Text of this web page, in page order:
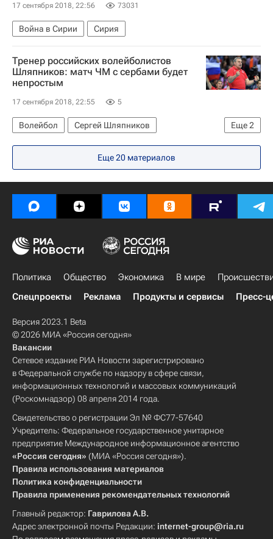
17 сентября 2018, 22:56 73031
Война в Сирии Сирия
Тренер российских волейболистов
Шляпников: матч ЧМ с сербами будет
непростым
17 сентября 2018, 22:55 5
Еще2
Волейбол
Сергей Шляпников
Чемпионат мира по волейболу
Россия
Еще 20 материалов
Политика Общество Экономика В мире
Спецпроекты
Реклама Продукты и сервисы Пресс-
Версия 2023.1 Beta
© 2026 МИА «Россия сегодня»
Вакансии
Сетевое издание РИА Новости зарегистрировано
в Федеральной службе по надзору в сфере связи,
информационных технологий и массовых коммуникаций
(Роскомнадзор) 08 апреля 2014 года.
Свидетельство о регистрации Эл № ФС77-57640
Учредитель: Федеральное государственное унитарное
предприятие Международное информационное агентство
«Россия сегодня» (МИА «Россия сегодня»).
Правила использования материалов
Политика конфиденциальности
Правила применения рекомендательных технологий
Главный редактор: Гаврилова А.В.
Адрес электронной почты Редакции: internet-group@ria.ru